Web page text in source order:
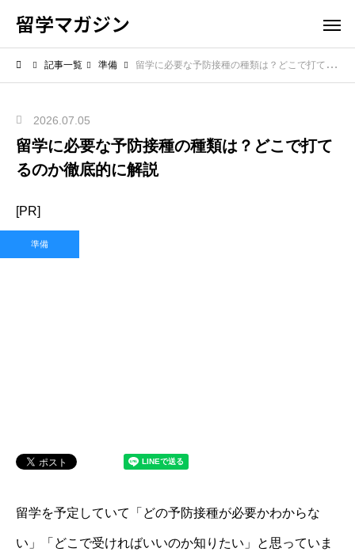
留学マガジン
記事一覧 準備 留学に必要な予防接種の種類は？どこで打てるのか徹底的に解説
2026.07.05
留学に必要な予防接種の種類は？どこで打て
るのか徹底的に解説
[PR]
準備
留学を予定していて「どの予防接種が必要かわからな
い」「どこで受ければいいのか知りたい」と思っていま